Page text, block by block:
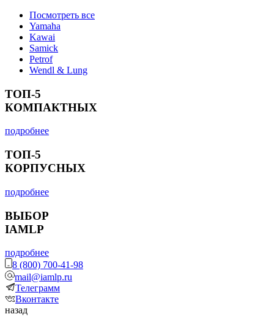
Посмотреть все
Yamaha
Kawai
Samick
Petrof
Wendl & Lung
ТОП-5
КОМПАКТНЫХ
подробнее
ТОП-5
КОРПУСНЫХ
подробнее
ВЫБОР
IAMLP
подробнее
8 (800) 700-41-98
mail@iamlp.ru
Телеграмм
Вконтакте
назад